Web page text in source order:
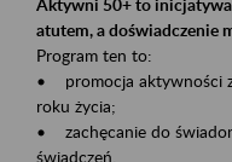
atutem, a doświadczenie
Program ten to:
• promocja aktywności
roku życia;
• zachęcanie do
świadczeń.